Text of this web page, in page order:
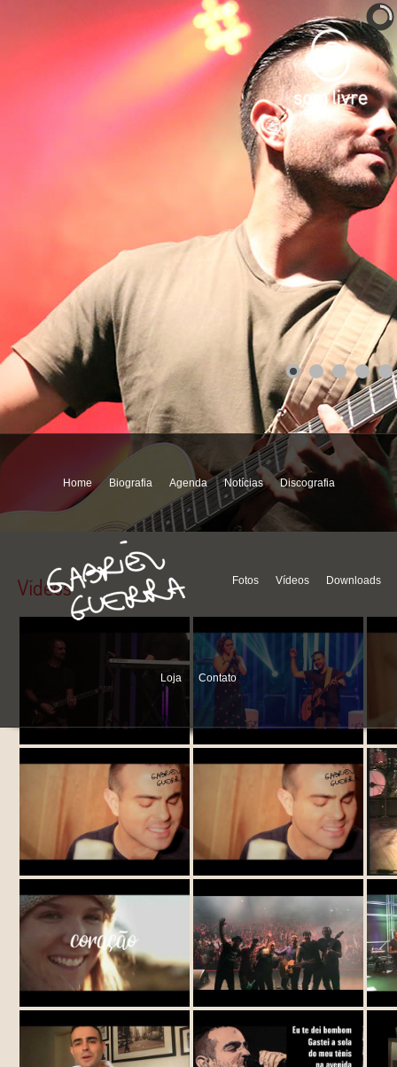
Home Biografia Agenda Notícias Discografia
Fotos Vídeos Downloads
Loja Contato
Vídeos